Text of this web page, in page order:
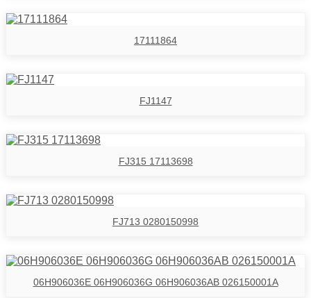
17111864
FJ1147
FJ315 17113698
FJ713 0280150998
06H906036E 06H906036G 06H906036AB 026150001A